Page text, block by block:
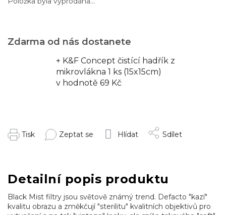
Zdarma od nás dostanete
+ K&F Concept čistící hadřík z
mikrovlákna 1 ks (15x15cm)
v hodnotě 69 Kč
Tisk Zeptat se Hlídat Sdílet
Detailní popis produktu
Black Mist filtry jsou světově známý trend. Defacto "kazí"
kvalitu obrazu a změkčují "sterilitu" kvalitních objektivů pro